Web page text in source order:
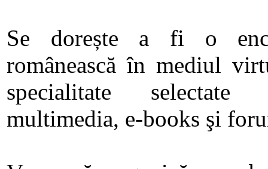
Se dorește a fi o
românească în mediul
specialitate
multimedia, e-books şi